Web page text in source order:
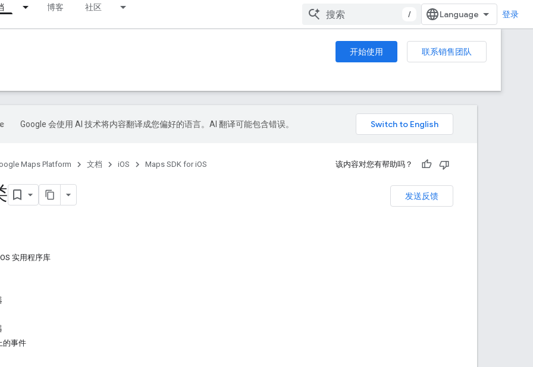
博客 社区
/ 登录
开始使用 联系销售团队
Google 会使用 AI 技术将内容翻译成您偏好的语言。AI 翻译可能包含错误。
Maps Platform 文档 iOS Maps SDK for iOS 该内容对您有帮助吗？
发送反馈
实用程序库
的事件